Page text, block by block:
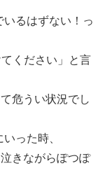
るはずない！っ
ください」と言
危うい状況でし
った時、
きながらぽつぽ